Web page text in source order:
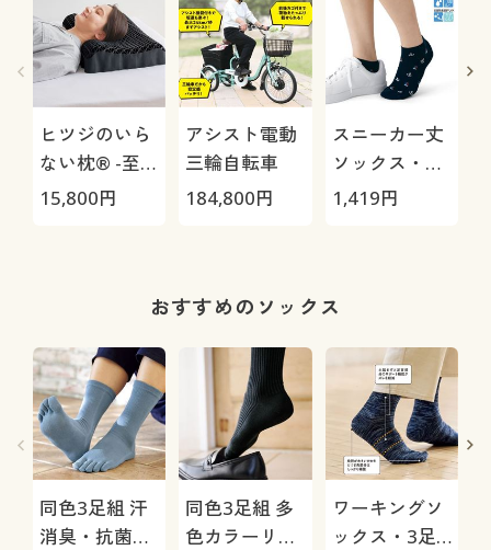
ヒツジのいら
ない枕® -至
極-
15,800円
アシスト電動
三輪自転車
184,800円
スニーカー丈
ソックス・色
違い3足組/ム
ライ®)(抗菌
1,419円
おすすめのソックス
同色3足組 汗
消臭・抗菌防
同色3足組 多
色カラーリブ
ワーキングソ
ックス・3足